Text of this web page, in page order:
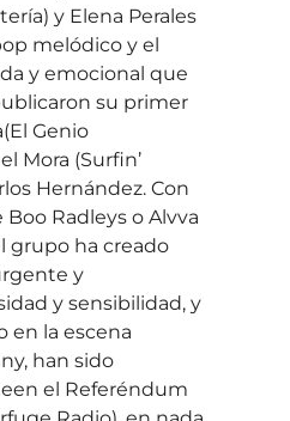
y Elena Perales
melódico y el
y emocional que
su primer
Genio
Mora (Surfin’
Hernández. Con
Radleys o Alvva
grupo ha creado
y
y sensibilidad, y
en la escena
han sido
el Referéndum